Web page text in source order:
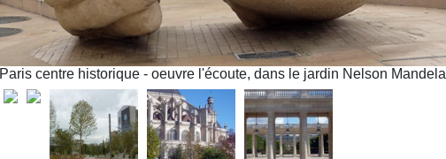
Paris centre historique - oeuvre l'écoute, dans le jardin Nelson Mandela